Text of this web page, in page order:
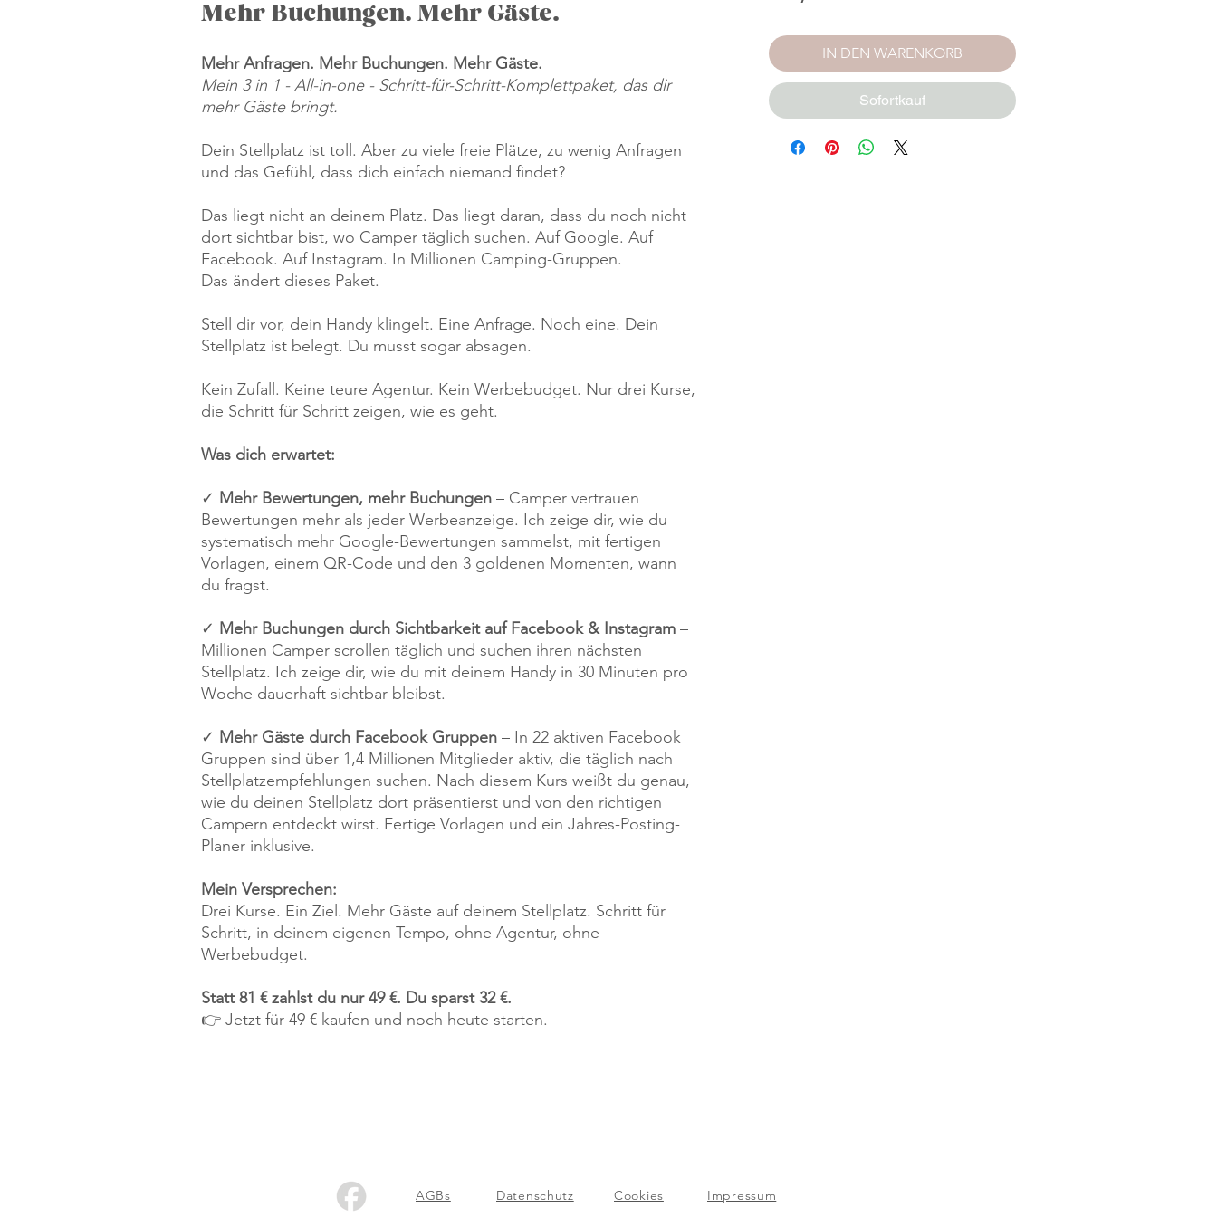
Mehr Buchungen. Mehr Gäste.
Mehr Anfragen. Mehr Buchungen. Mehr Gäste.
Mein 3 in 1 - All-in-one - Schritt-für-Schritt-Komplettpaket, das dir
mehr Gäste bringt.
Dein Stellplatz ist toll. Aber zu viele freie Plätze, zu wenig Anfragen
und das Gefühl, dass dich einfach niemand findet?
Das liegt nicht an deinem Platz. Das liegt daran, dass du noch nicht
dort sichtbar bist, wo Camper täglich suchen. Auf Google. Auf
Facebook. Auf Instagram. In Millionen Camping-Gruppen.
Das ändert dieses Paket.
Stell dir vor, dein Handy klingelt. Eine Anfrage. Noch eine. Dein
Stellplatz ist belegt. Du musst sogar absagen.
Kein Zufall. Keine teure Agentur. Kein Werbebudget. Nur drei Kurse,
die Schritt für Schritt zeigen, wie es geht.
Was dich erwartet:
✓ Mehr Bewertungen, mehr Buchungen – Camper vertrauen
Bewertungen mehr als jeder Werbeanzeige. Ich zeige dir, wie du
systematisch mehr Google-Bewertungen sammelst, mit fertigen
Vorlagen, einem QR-Code und den 3 goldenen Momenten, wann
du fragst.
✓ Mehr Buchungen durch Sichtbarkeit auf Facebook & Instagram –
Millionen Camper scrollen täglich und suchen ihren nächsten
Stellplatz. Ich zeige dir, wie du mit deinem Handy in 30 Minuten pro
Woche dauerhaft sichtbar bleibst.
✓ Mehr Gäste durch Facebook Gruppen – In 22 aktiven Facebook
Gruppen sind über 1,4 Millionen Mitglieder aktiv, die täglich nach
Stellplatzempfehlungen suchen. Nach diesem Kurs weißt du genau,
wie du deinen Stellplatz dort präsentierst und von den richtigen
Campern entdeckt wirst. Fertige Vorlagen und ein Jahres-Posting-
Planer inklusive.
Mein Versprechen:
Drei Kurse. Ein Ziel. Mehr Gäste auf deinem Stellplatz. Schritt für
Schritt, in deinem eigenen Tempo, ohne Agentur, ohne
Werbebudget.
Statt 81 € zahlst du nur 49 €. Du sparst 32 €.
👉 Jetzt für 49 € kaufen und noch heute starten.
IN DEN WARENKORB
Sofortkauf
AGBs Datenschutz Cookies Impressum